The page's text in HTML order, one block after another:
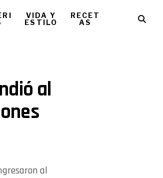
VIDA Y
ESTILO
RECET
AS
al
al